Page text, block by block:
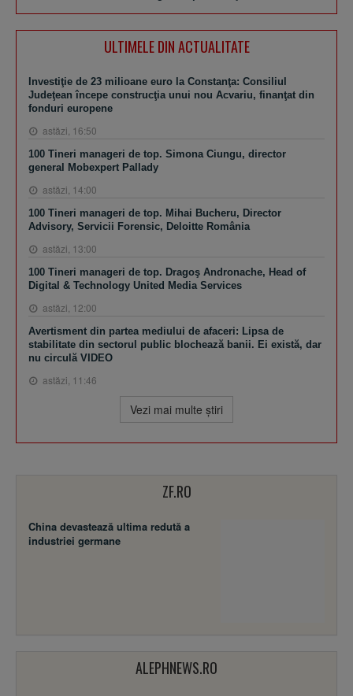
ULTIMELE DIN ACTUALITATE
Investiţie de 23 milioane euro la Constanţa: Consiliul
Judeţean începe construcţia unui nou Acvariu, finanţat din
fonduri europene
astăzi, 16:50
100 Tineri manageri de top. Simona Ciungu, director
general Mobexpert Pallady
astăzi, 14:00
100 Tineri manageri de top. Mihai Bucheru, Director
Advisory, Servicii Forensic, Deloitte România
astăzi, 13:00
100 Tineri manageri de top. Dragoş Andronache, Head of
Digital & Technology United Media Services
astăzi, 12:00
Avertisment din partea mediului de afaceri: Lipsa de
stabilitate din sectorul public blochează banii. Ei există, dar
nu circulă VIDEO
astăzi, 11:46
Vezi mai multe ştiri
ZF.RO
China devastează ultima redută a
industriei germane
ALEPHNEWS.RO